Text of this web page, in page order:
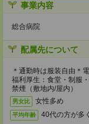
事業内容
総合病院
配属先について
＊通勤時は服装自由＊
福利厚生：食堂・制服
禁煙（敷地内/屋内）
男女比 女性多め
平均年齢 40代の方が多